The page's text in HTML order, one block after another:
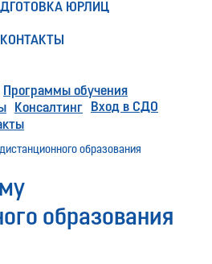
ЮРЛИЦ
КОНТАКТЫ
Программы обучения
Консалтинг
Вход в СДО
образования
образования